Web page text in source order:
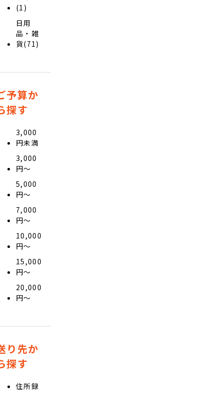
(1)
日用
品・雑
貨(71)
予算か
探す
3,000
円未満
3,000
円〜
5,000
円〜
7,000
円〜
10,000
円〜
15,000
円〜
20,000
円〜
り先か
探す
住所録